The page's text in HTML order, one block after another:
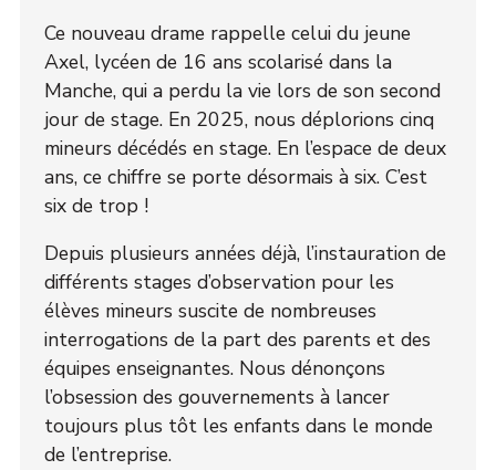
Ce nouveau drame rappelle celui du jeune
Axel, lycéen de 16 ans scolarisé dans la
Manche, qui a perdu la vie lors de son second
jour de stage. En 2025, nous déplorions cinq
mineurs décédés en stage. En l’espace de deux
ans, ce chiffre se porte désormais à six. C’est
six de trop !
Depuis plusieurs années déjà, l’instauration de
différents stages d’observation pour les
élèves mineurs suscite de nombreuses
interrogations de la part des parents et des
équipes enseignantes. Nous dénonçons
l’obsession des gouvernements à lancer
toujours plus tôt les enfants dans le monde
de l’entreprise.